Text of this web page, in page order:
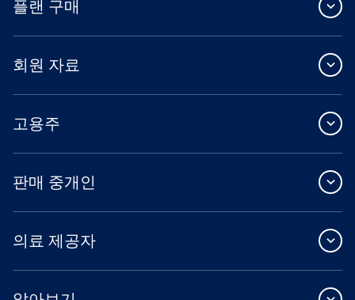
플랜 구매
회원 자료
고용주
판매 중개인
의료 제공자